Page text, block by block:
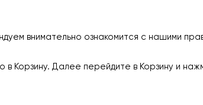
внимательно ознакомится с нашими
Корзину. Далее перейдите в Корзину и